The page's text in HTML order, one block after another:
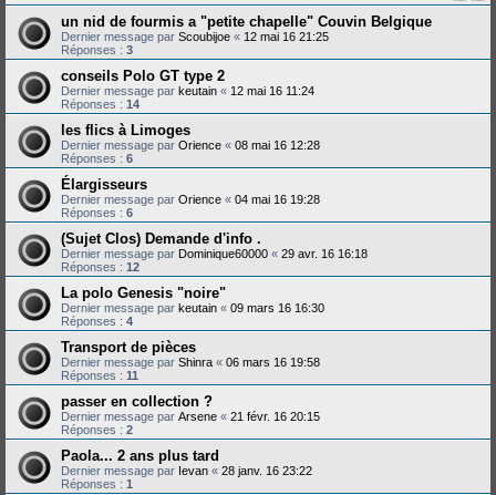
un nid de fourmis a "petite chapelle" Couvin Belgique
Dernier message par Scoubijoe « 12 mai 16 21:25
Réponses : 3
conseils Polo GT type 2
Dernier message par keutain « 12 mai 16 11:24
Réponses : 14
les flics à Limoges
Dernier message par Orience « 08 mai 16 12:28
Réponses : 6
Élargisseurs
Dernier message par Orience « 04 mai 16 19:28
Réponses : 6
(Sujet Clos) Demande d'info .
Dernier message par Dominique60000 « 29 avr. 16 16:18
Réponses : 12
La polo Genesis "noire"
Dernier message par keutain « 09 mars 16 16:30
Réponses : 4
Transport de pièces
Dernier message par Shinra « 06 mars 16 19:58
Réponses : 11
passer en collection ?
Dernier message par Arsene « 21 févr. 16 20:15
Réponses : 2
Paola... 2 ans plus tard
Dernier message par Ievan « 28 janv. 16 23:22
Réponses : 1